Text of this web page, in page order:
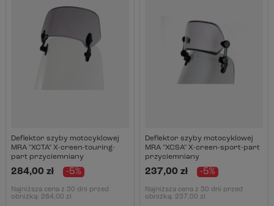
Deflektor szyby motocyklowej
MRA "XCTA" X-creen-touring-
part przyciemniany
284,00 zł -5%
Najniższa cena z 30 dni przed
obniżką: 284,00 zł
Deflektor szyby motocyklowej
MRA "XCSA" X-creen-sport-part
przyciemniany
237,00 zł -5%
Najniższa cena z 30 dni przed
obniżką: 237,00 zł